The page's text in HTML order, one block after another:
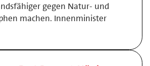
gegen Natur- und
machen. Innenminister